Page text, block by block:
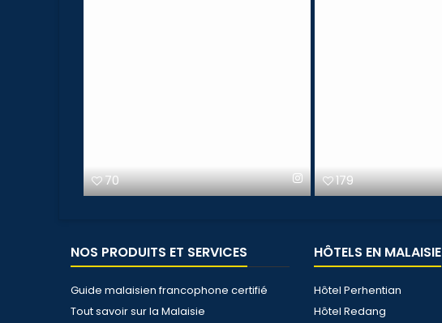
70 179
NOS PRODUITS ET SERVICES
Guide malaisien francophone certifié
Tout savoir sur la Malaisie
HÔTELS EN MALAISIE
Hôtel Perhentian
Hôtel Redang